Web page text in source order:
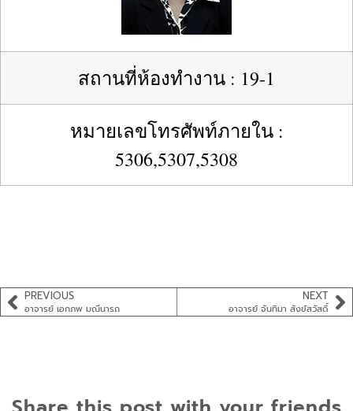
สถานที่ห้องทำงาน : 19-1
หมายเลขโทรศัพท์ภายใน :
5306,5307,5308
PREVIOUS
อาจารย์ เอกภพ มณีนารถ
NEXT
อาจารย์ จันทิมา สังข์สวัสดิ์